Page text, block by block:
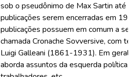
sob o pseudônimo de Max Sartin até
publicações serem encerradas em
publicações possuem em comum a
chamada Cronache Sovversive, com
Luigi Galleani (1861-1931). Em geral,
aborda assuntos da esquerda política,